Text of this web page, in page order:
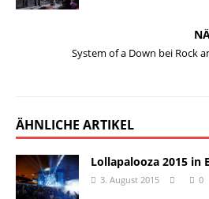
System of a Down bei Rock
ÄHNLICHE ARTIKEL
Lollapalooza 2015 in
3. August 2015 0